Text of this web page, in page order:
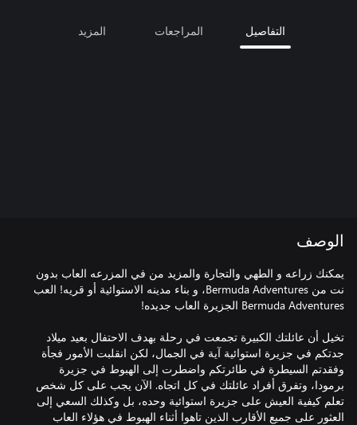
التفاصيل المراجعات المزيد
الوصف
يمكنك زراعه و الطهي والتجارة والمزيد من في المزرعه العاب بدون
نت من Bermuda Adventures، و بناء مدينه الاستوائية أو قريه! العب
تخيل أن عائلتك الكبيرة تجمعت في رحلة بهدف الاحتفال بعيد ميلاد
جدتكم في جزيرة استوائية آية في الجمال، لكن انقلبت الأمور فجأة
وفقدتم السيطرة في طائرتكم واضطرت إلى الهبوط في جزيرة
برمودا، وتفرق أفراد عائلتك في كل اتجاه. الآن يجب على كل شخص
تعلم كيفية العيش على جزيرة استوائية وحده، بل وكذلك السعي إلى
العثور على جميع الأقارب الذين تاهوا أثناء الهبوط في هؤلاء العاب